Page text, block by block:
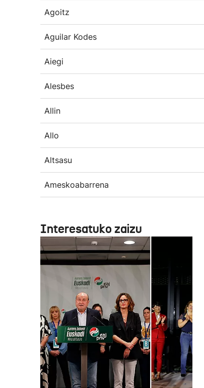
Agoitz
Aguilar Kodes
Aiegi
Alesbes
Allin
Allo
Altsasu
Ameskoabarrena
Interesatuko zaizu